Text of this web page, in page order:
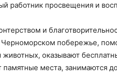
работник просвещения и
и
Черноморском побережье,
оказывают
памятные места, занимаются